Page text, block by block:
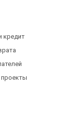
кредит